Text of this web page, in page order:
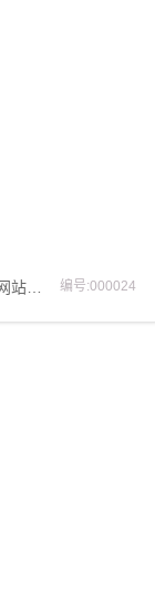
花店-鲜花店-花卉市场-花鸟鱼虫市场网站模板网页模板 编号:000024